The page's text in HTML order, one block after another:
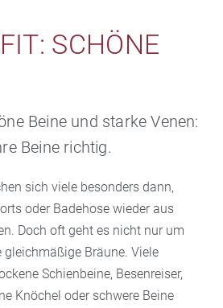
SCHÖNE
Beine und starke Venen:
Beine richtig.
sich viele besonders dann,
oder Badehose wieder aus
Doch oft geht es nicht nur um
Bräune. Viele
Schienbeine, Besenreiser,
Knöchel oder schwere Beine